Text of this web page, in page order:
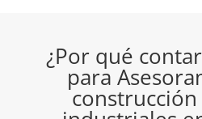
¿Por qué
para